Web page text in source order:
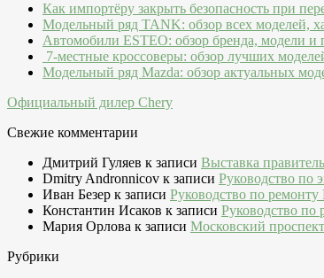
Как импортёру закрыть безопасность при
Модельный ряд TANK: обзор всех моделей,
Автомобили ESTEO: обзор бренда, модели и
7-местные кроссоверы: обзор лучших
Модельный ряд Mazda: обзор актуальных
Официальный дилер Chery
Свежие комментарии
Дмитрий Гуляев к записи Выставка
Dmitry Andronnicov к записи Руководство по
Иван Безер к записи Руководство по ремонту
Константин Исаков к записи Руководство по
Мария Орлова к записи Московский
Рубрики